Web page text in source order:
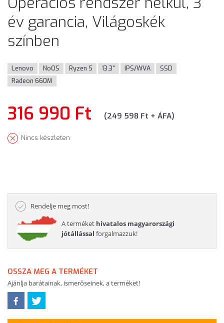
év garancia, Világoskék
színben
Lenovo NoOS Ryzen 5 13.3" IPS/WVA
SSD
Radeon 660M
316 990 Ft (249 598 Ft + ÁFA)
Nincs készleten
Rendelje meg most!
A terméket hivatalos magyarországi
jótállással forgalmazzuk!
OSSZA MEG A TERMÉKET
Ajánlja barátainak, ismerőseinek, a terméket!